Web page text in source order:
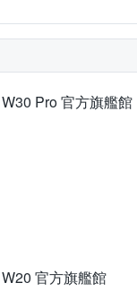
Pro 官方旗艦館
官方旗艦館